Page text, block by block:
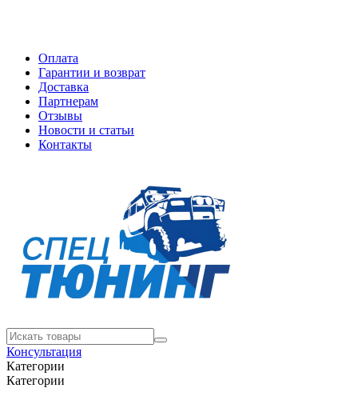
Оплата
Гарантии и возврат
Доставка
Партнерам
Отзывы
Новости и статьи
Контакты
Консультация
Категории
Категории